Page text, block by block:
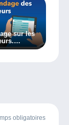
sur les
votre avis !
obligatoires